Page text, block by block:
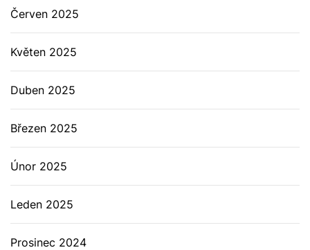
Červen 2025
Květen 2025
Duben 2025
Březen 2025
Únor 2025
Leden 2025
Prosinec 2024